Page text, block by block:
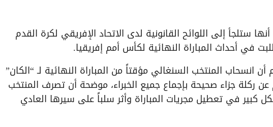
ستلجأ إلى اللوائح القانونية لدى الاتحاد الإفريقي لكرة القدم
انسحاب المنتخب السنغالي مؤقتاً من المباراة النهائية لـ “الكان”
عن ركلة جزاء صحيحة بإجماع جميع الخبراء، موضحة أن تصرف المنتخب
في تعطيل مجريات المباراة وأثر سلباً على سيرها العادي